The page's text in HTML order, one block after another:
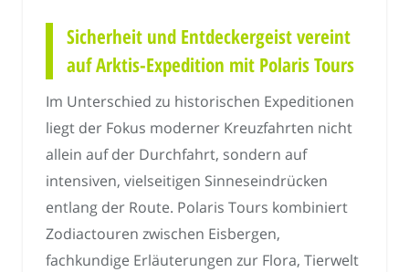
Sicherheit und Entdeckergeist vereint
auf Arktis-Expedition mit Polaris Tours
Im Unterschied zu historischen Expeditionen
liegt der Fokus moderner Kreuzfahrten nicht
allein auf der Durchfahrt, sondern auf
intensiven, vielseitigen Sinneseindrücken
entlang der Route. Polaris Tours kombiniert
Zodiactouren zwischen Eisbergen,
fachkundige Erläuterungen zur Flora, Tierwelt